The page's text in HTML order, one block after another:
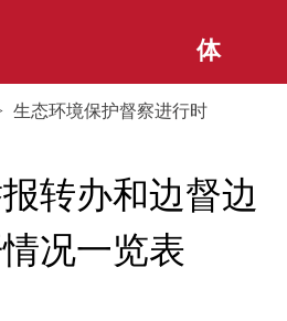
体
生态环境保护督察进行时
转办和边督边
况一览表